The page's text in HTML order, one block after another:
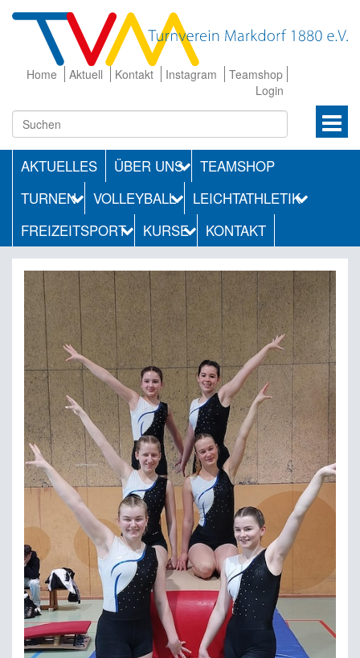
Home Aktuell Kontakt Instagram
Teamshop
Login
AKTUELLES ÜBER UNS
TEAMSHOP
TURNEN
VOLLEYBALL
LEICHTATHLETIK
FREIZEITSPORT
KURSE KONTAKT